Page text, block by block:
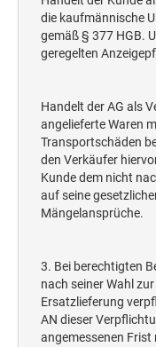
die kaufmännische
gemäß § 377 HGB.
geregelten
Handelt der AG als
angelieferte Waren
Transportschäden
den Verkäufer
Kunde dem nicht
auf seine
Mängelansprüche.
3. Bei berechtigten
nach seiner Wahl
Ersatzlieferung
AN dieser
angemessenen